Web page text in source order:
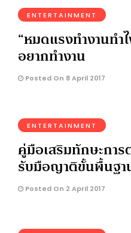
ENTERTAINMENT
“หมดแรงทำงานทำ
อยากทำงาน
Posted On 8 April 2017
ENTERTAINMENT
คู่มือเสริมทักษะการ
รับมือญาติขั้นพื้นฐา
Posted On 2 April 2017